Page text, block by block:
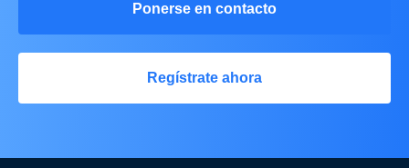
Ponerse en contacto
Regístrate ahora